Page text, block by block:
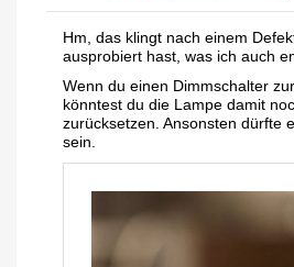
Hm, das klingt nach einem
ausprobiert hast, was ich auch
Wenn du einen Dimmschalter
könntest du die Lampe damit
zurücksetzen. Ansonsten dürfte
sein.